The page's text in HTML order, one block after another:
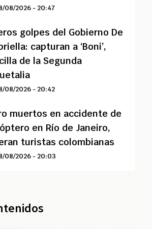
08/2026 - 20:47
golpes del Gobierno De
capturan a ‘Boni’,
de la Segunda
08/2026 - 20:42
muertos en accidente de
en Río de Janeiro,
turistas colombianas
08/2026 - 20:03